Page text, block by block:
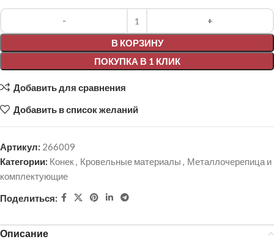
В КОРЗИНУ
ПОКУПКА В 1 КЛИК
Alternative:
Добавить для сравнения
Добавить в список желаний
Артикул: 266009
Категории: Конек, Кровельные материалы , Металлочерепица и
комплектующие
Поделиться:
Описание